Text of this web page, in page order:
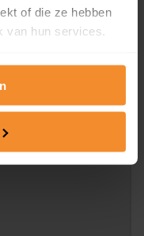
of die ze hebben
van hun services.
en